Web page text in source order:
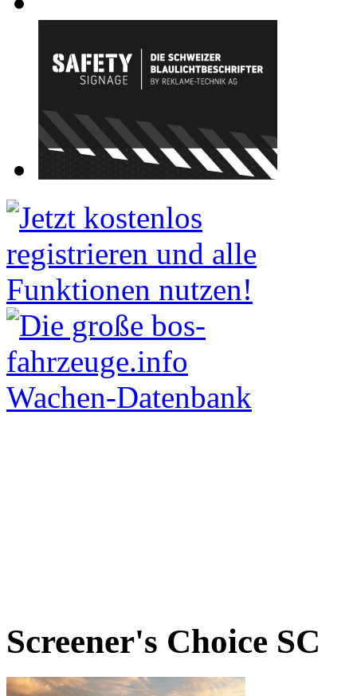
Screener's Choice SC